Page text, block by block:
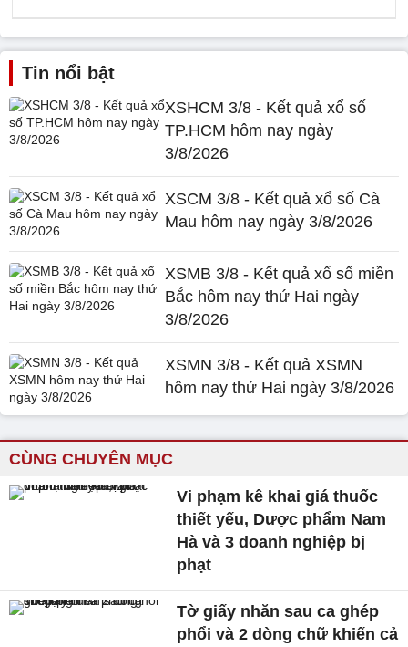
Tin nổi bật
XSHCM 3/8 - Kết quả xổ số
TP.HCM hôm nay ngày
3/8/2026
XSCM 3/8 - Kết quả xổ số Cà
Mau hôm nay ngày 3/8/2026
XSMB 3/8 - Kết quả xổ số miền
Bắc hôm nay thứ Hai ngày
3/8/2026
XSMN 3/8 - Kết quả XSMN
hôm nay thứ Hai ngày 3/8/2026
CÙNG CHUYÊN MỤC
Vi phạm kê khai giá thuốc
thiết yếu, Dược phẩm Nam
Hà và 3 doanh nghiệp bị
phạt
Tờ giấy nhăn sau ca ghép
phổi và 2 dòng chữ khiến cả